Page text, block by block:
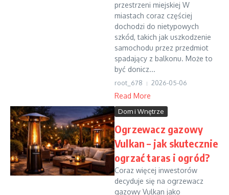
przestrzeni miejskiej W
miastach coraz częściej
dochodzi do nietypowych
szkód, takich jak uszkodzenie
samochodu przez przedmiot
spadający z balkonu. Może to
być donicz...
root_678 2026-05-06
Read More
Dom i Wnętrze
Ogrzewacz gazowy
Vulkan – jak skutecznie
ogrzać taras i ogród?
Coraz więcej inwestorów
decyduje się na ogrzewacz
gazowy Vulkan jako